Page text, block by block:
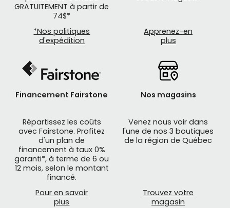
GRATUITEMENT à partir de
74$*
*Nos politiques
d'expédition
Apprenez-en
plus
Financement Fairstone
Répartissez les coûts
avec Fairstone. Profitez
d'un plan de
financement à taux 0%
garanti*, à terme de 6 ou
12 mois, selon le montant
financé.
Pour en savoir
plus
Nos magasins
Venez nous voir dans
l'une de nos 3 boutiques
de la région de Québec
Trouvez votre
magasin